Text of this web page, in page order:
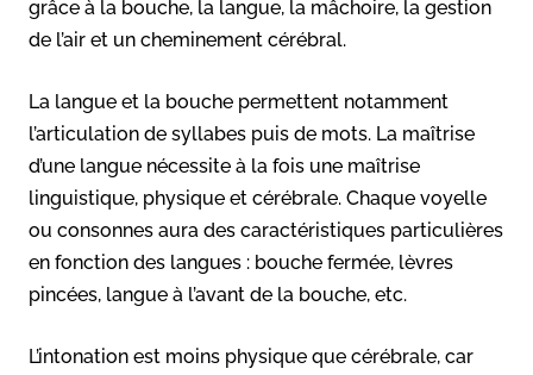
grâce à la bouche, la langue, la mâchoire, la gestion
de l’air et un cheminement cérébral.
La langue et la bouche permettent notamment
l’articulation de syllabes puis de mots. La maîtrise
d’une langue nécessite à la fois une maîtrise
linguistique, physique et cérébrale. Chaque voyelle
ou consonnes aura des caractéristiques particulières
en fonction des langues : bouche fermée, lèvres
pincées, langue à l’avant de la bouche, etc.
L’intonation est moins physique que cérébrale, car